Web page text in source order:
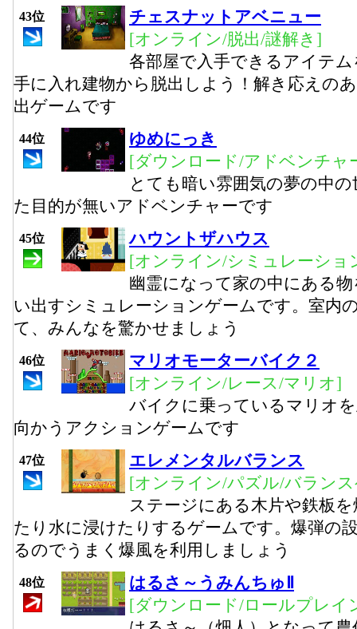
43位
チェスナットアベニュー
[オンライン/脱出/謎解き]
各部屋で入手できるアイテ
手に入れ建物から脱出しよう！解き応えの
出ゲームです
44位
ゆめにっき
[ダウンロード/アドベンチャ
とても暗い雰囲気の夢の中
た目的が無いアドベンチャーです
45位
ハウントザハウス
[オンライン/シミュレーショ
幽霊になって家の中にある
い出すシミュレーションゲームです。室内
て、みんなを驚かせましょう
46位
マリオモーターバイク２
[オンライン/レース/マリオ]
バイクに乗っているマリオ
向かうアクションゲームです
47位
エレメンタルバランス
[オンライン/パズル/バラン
ステージにある木片や鉄板
たり水に浸けたりするゲームです。爆弾の
るのでうまく爆風を利用しましょう
48位
はるさ～うみんちゅⅡ
[ダウンロード/ロールプレイ